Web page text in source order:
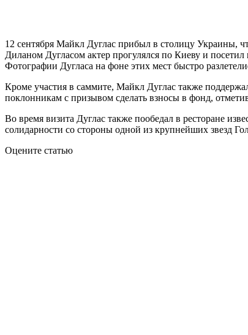
12 сентября Майкл Дуглас прибыл в столицу Украины,
Диланом Дугласом актер прогулялся по Киеву и
Фотографии Дугласа на фоне этих мест быстро
Кроме участия в саммите, Майкл Дуглас также
поклонникам с призывом сделать взносы в фонд,
Во время визита Дуглас также пообедал в ресторане
солидарности со стороны одной из крупнейших звезд
Оцените статью